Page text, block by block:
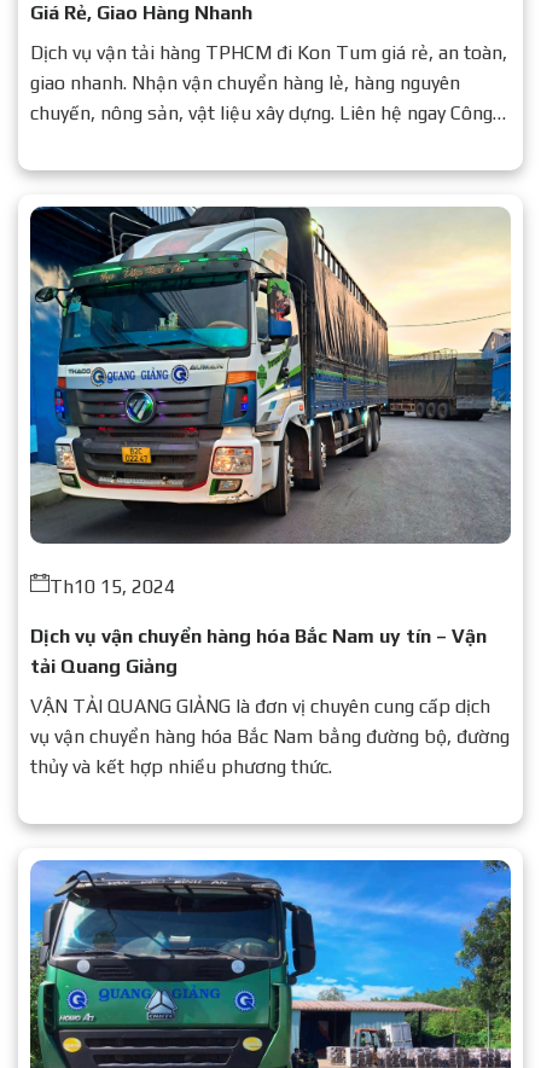
Giá Rẻ, Giao Hàng Nhanh
Dịch vụ vận tải hàng TPHCM đi Kon Tum giá rẻ, an toàn,
giao nhanh. Nhận vận chuyển hàng lẻ, hàng nguyên
chuyến, nông sản, vật liệu xây dựng. Liên hệ ngay Công
Th10 15, 2024
Dịch vụ vận chuyển hàng hóa Bắc Nam uy tín – Vận
tải Quang Giảng
VẬN TẢI QUANG GIẢNG là đơn vị chuyên cung cấp dịch
vụ vận chuyển hàng hóa Bắc Nam bằng đường bộ, đường
thủy và kết hợp nhiều phương thức.